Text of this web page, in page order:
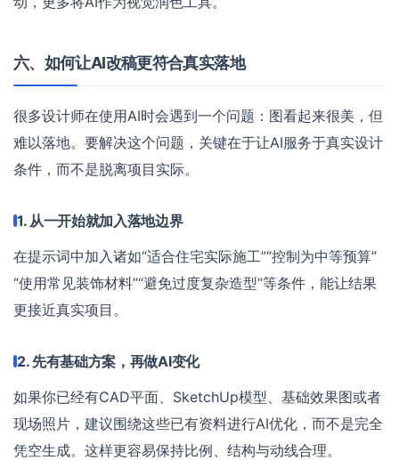
六、如何让AI改稿更符合真实落地
很多设计师在使用AI时会遇到一个问题：图看起来很美，但
难以落地。要解决这个问题，关键在于让AI服务于真实设计
条件，而不是脱离项目实际。
1. 从一开始就加入落地边界
在提示词中加入诸如“适合住宅实际施工”“控制为中等预算”
“使用常见装饰材料”“避免过度复杂造型”等条件，能让结果
更接近真实项目。
2. 先有基础方案，再做AI变化
如果你已经有CAD平面、SketchUp模型、基础效果图或者
现场照片，建议围绕这些已有资料进行AI优化，而不是完全
凭空生成。这样更容易保持比例、结构与动线合理。